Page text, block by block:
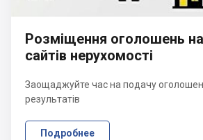
Розміщення оголошень
сайтів нерухомості
Заощаджуйте час на подачу
результатів
Подробнее